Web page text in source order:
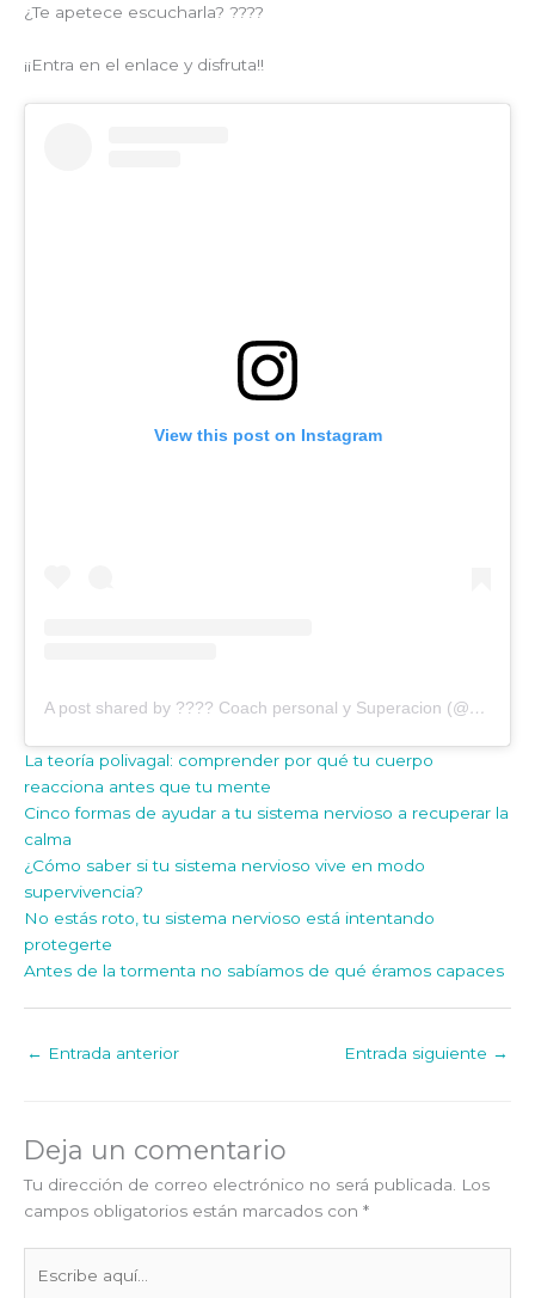
¿Te apetece escucharla? ????
¡¡Entra en el enlace y disfruta!!
View this post on Instagram
A post shared by ???? Coach personal y Superacion (@merchezornozacoach)
La teoría polivagal: comprender por qué tu cuerpo
reacciona antes que tu mente
Cinco formas de ayudar a tu sistema nervioso a recuperar la
calma
¿Cómo saber si tu sistema nervioso vive en modo
supervivencia?
No estás roto, tu sistema nervioso está intentando
protegerte
Antes de la tormenta no sabíamos de qué éramos capaces
← Entrada anterior Entrada siguiente →
Deja un comentario
Tu dirección de correo electrónico no será publicada.
Los
campos obligatorios están marcados con *
aquí...